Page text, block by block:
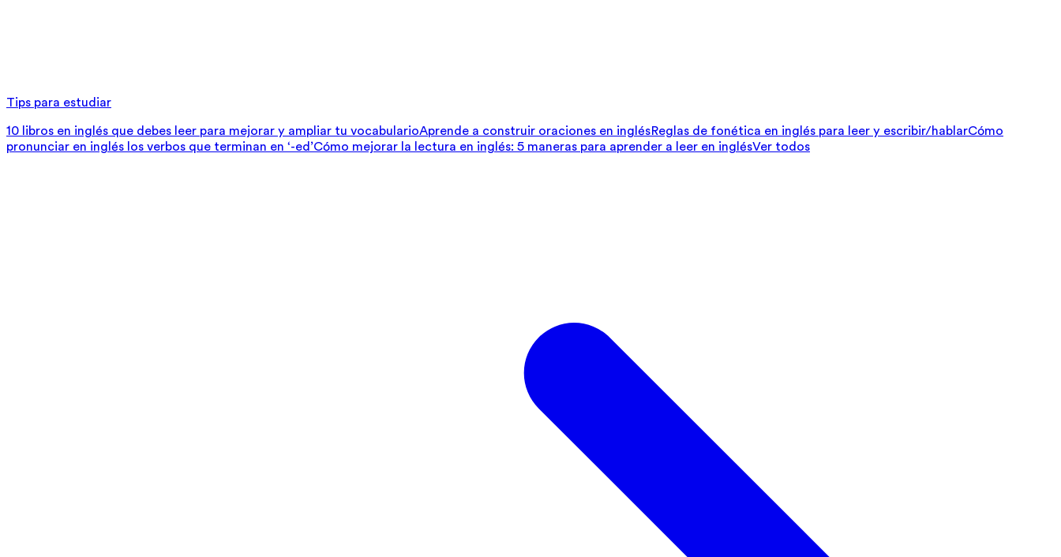
Tips para estudiar
10 libros en inglés que debes leer para mejorar y ampliar tu vocabularioAprende a construir oraciones en inglésReglas de fonética en inglés para leer y escribir/hablarCómo
pronunciar en inglés los verbos que terminan en ‘-ed’Cómo mejorar la lectura en inglés: 5 maneras para aprender a leer en inglésVer todos